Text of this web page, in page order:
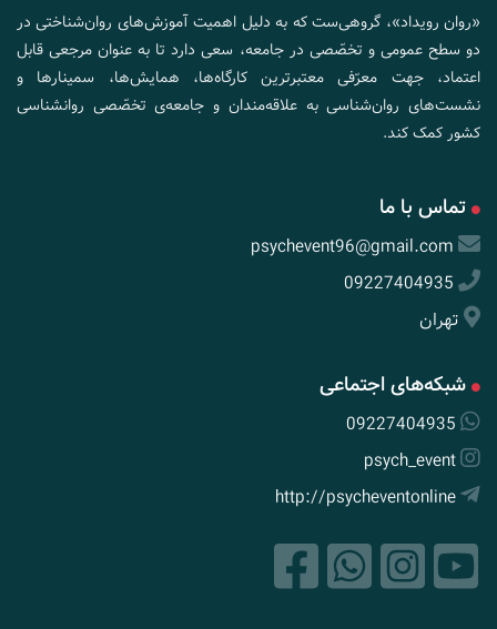
«روان رویداد»، گروهی‌ست که به دلیل اهمیت آموزش‌های روان‌شناختی در
دو سطح عمومی و تخصّصی در جامعه، سعی دارد تا به عنوان مرجعی قابل
اعتماد، جهت معرّفی معتبرترین کارگاه‌ها، همایش‌ها، سمینارها و
نشست‌های روان‌شناسی به علاقه‌مندان و جامعه‌ی تخصّصی روانشناسی
کشور کمک کند.
تماس با ما
psychevent96@gmail.com
09227404935
تهران
شبکه‌های اجتماعی
09227404935
psych_event
http://psycheventonline